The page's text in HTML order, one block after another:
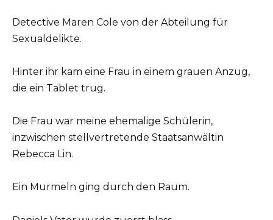
Detective Maren Cole von der Abteilung für
Sexualdelikte.
Hinter ihr kam eine Frau in einem grauen Anzug,
die ein Tablet trug.
Die Frau war meine ehemalige Schülerin,
inzwischen stellvertretende Staatsanwältin
Rebecca Lin.
Ein Murmeln ging durch den Raum.